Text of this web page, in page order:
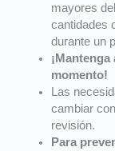
mayores
cantidades
durante un
momento!
Las
cambiar
revisión.
Para